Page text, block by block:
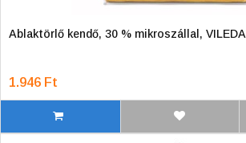
Ablaktörlő kendő, 30 % mikroszállal, VILEDA
1.946 Ft